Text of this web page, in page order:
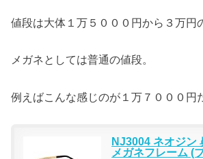
値段は大体１万５０００円から３万円
メガネとしては普通の値段。
例えばこんな感じのが１万７０００円
NJ3004 ネオジン
メガネフレーム (